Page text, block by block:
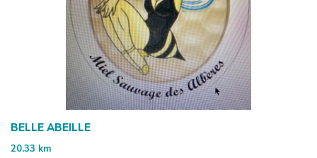
BELLE ABEILLE
20.33 km